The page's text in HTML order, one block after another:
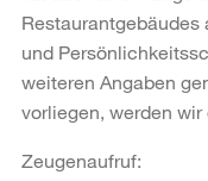
und
weiteren Angaben
vorliegen, werden
Zeugenaufruf: